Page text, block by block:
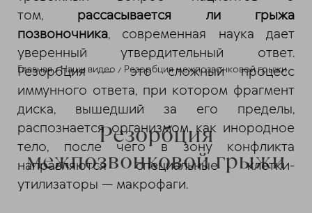
Главная Наши видео Резорбция межпозвонковой грыжи
Резорбция
межпозвонковой грыжи
том, рассасывается ли грыжа
позвоночника, современная наука дает
уверенный утвердительный ответ.
Резорбция — это сложный процесс
иммунного ответа, при котором фрагмент
диска, вышедший за его пределы,
распознается организмом как инородное
тело, после чего в зону конфликта
направляются специальные клетки-
утилизаторы — макрофаги.